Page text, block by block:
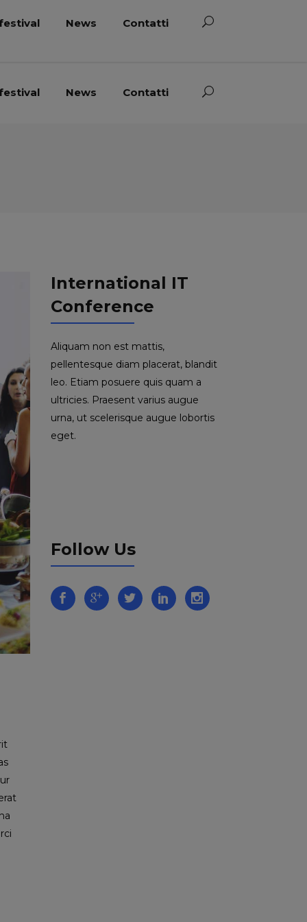
News Contatti
News Contatti
International IT
Conference
Aliquam non est mattis,
pellentesque diam placerat, blandit
leo. Etiam posuere quis quam a
ultricies. Praesent varius augue
urna, ut scelerisque augue lobortis
eget.
Follow Us